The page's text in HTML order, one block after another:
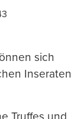
sich
Inseraten